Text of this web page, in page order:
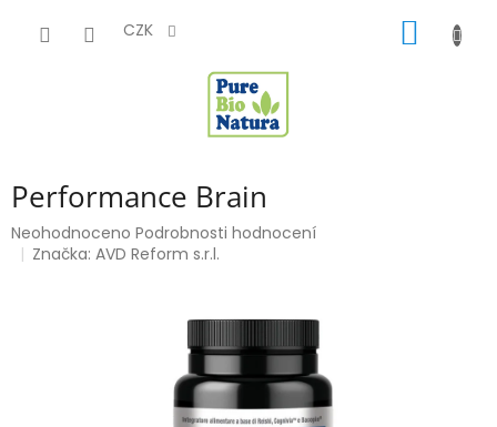
CZK
Performance Brain
Průměrné
hodnocení
Neohodnoceno Podrobnosti hodnocení
Značka:AVD Reform s.r.l.